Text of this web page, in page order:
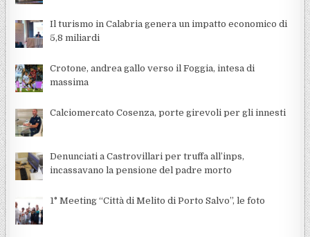
Il turismo in Calabria genera un impatto economico di
5,8 miliardi
Crotone, andrea gallo verso il Foggia, intesa di
massima
Calciomercato Cosenza, porte girevoli per gli innesti
Denunciati a Castrovillari per truffa all’inps,
incassavano la pensione del padre morto
1° Meeting “Città di Melito di Porto Salvo”, le foto